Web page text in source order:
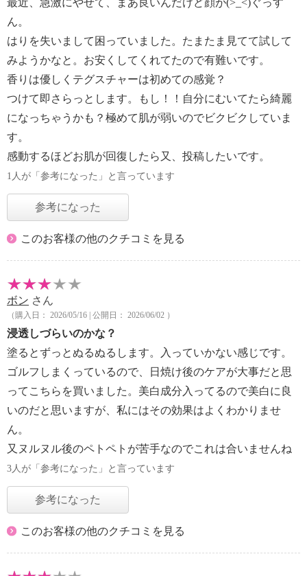
最近、急激にやせて、まあ良いんだけど顔が(>_<)ぐっす
ん。
はりを失いまして困っていました。たまたま見てて試して
みようかなと。お安くしてくれてたので有難いです。
香りは優しくテグスチャーは初めての感覚？
つけて即さらっとします。もし！！自分にむいてたら綺麗
になっちゃうかも？極めて肌が弱いのでビクビクしていま
す。
感動するほどお肌が回復したら又、投稿したいです。
1人が「参考になった」と言っています
参考になった
このお客様の他のクチコミを見る
ボン さん
（購入日： 2026/05/16 | 公開日： 2026/06/02 ）
浸透しづらいのかな？
塗るとずっとぬるぬるします。入っていかない感じです。
ゴルフしまくっているので、日焼け後のケアが大事だと思
ってこちらを買いました。美白成分入ってるので美白に良
いのだと思いますが、私にはその効果はよくわかりませ
ん。
又ヌルヌル後のペトペトが苦手なのでこれは合いませんね
3人が「参考になった」と言っています
参考になった
このお客様の他のクチコミを見る